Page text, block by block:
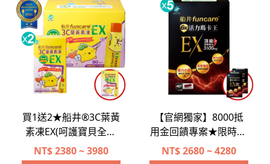
買1送2★船井®3C葉黃
素凍EX(呵護寶貝全新
升級)
NT$2380 ~ 3980
【官網獨家】8000抵
用金回饋專案★限時37
折★頂級深黑瑪卡
3600mg★船井®6X活
NT$2680 ~ 4280